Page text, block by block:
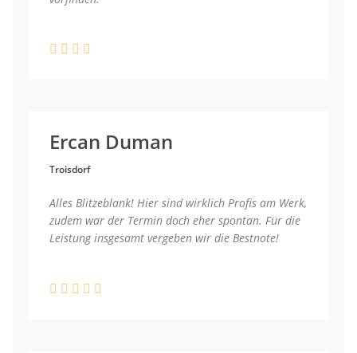
Ercan Duman
Troisdorf
Alles Blitzeblank! Hier sind wirklich Profis am Werk,
zudem war der Termin doch eher spontan. Für die
Leistung insgesamt vergeben wir die Bestnote!